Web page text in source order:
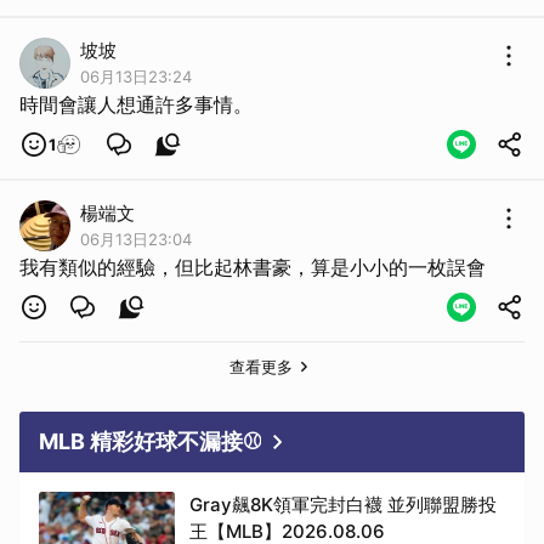
坡坡
06月13日23:24
時間會讓人想通許多事情。
1
楊端文
06月13日23:04
我有類似的經驗，但比起林書豪，算是小小的一枚誤會
查看更多
MLB 精彩好球不漏接⚾
Gray飆8K領軍完封白襪 並列聯盟勝投
王【MLB】2026.08.06